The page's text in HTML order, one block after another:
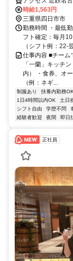
北口徒歩約28分
歩約29分 国道1号
ス停～徒歩3分★
時給1,563円
三重県四日市市
勤務時間 ・最低
フト確定：毎月
（シフト例：22-
仕事内容 ■チーム
「一蘭」キッチ
内） ・食券、オ
（例：ネギ...
制服あり 扶養内勤務OK
1日4時間以内OK
土日
シフト自由
学歴不問
経験者歓迎
夜間 即日
正社員